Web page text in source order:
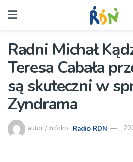
Radni Michał
Teresa Cabała
są skuteczni w
Zyndrama
autor / źródło: Radio RDN